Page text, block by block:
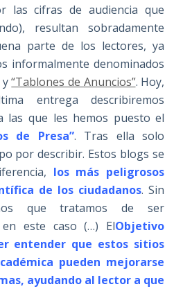
las cifras de audiencia que
resultan sobradamente
parte de los lectores, ya
informalmente denominados
y“Tablones de Anuncios”. Hoy,
entrega describiremos
las que les hemos puesto el
de Presa”. Tras ella solo
por describir. Estos blogs se
los más peligrosos
de los ciudadanos. Sin
que tratamos de ser
en este caso (…) ElObjetivo
entender que estos sitios
pueden mejorarse
ayudando al lector a que